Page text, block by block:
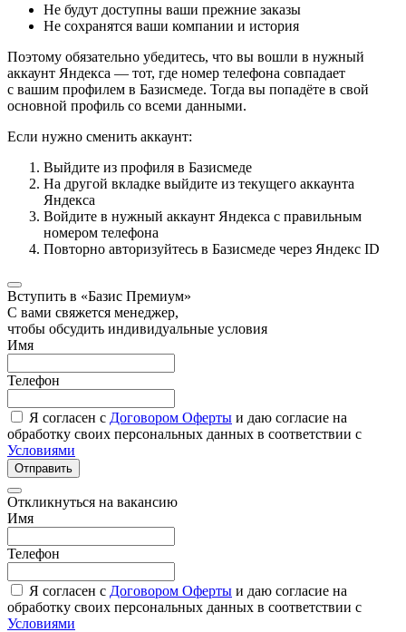
Не будут доступны ваши прежние заказы
Не сохранятся ваши компании и история
Поэтому обязательно убедитесь, что вы вошли в нужный
аккаунт Яндекса — тот, где номер телефона совпадает
с вашим профилем в Базисмеде. Тогда вы попадёте в свой
основной профиль со всеми данными.
Если нужно сменить аккаунт:
Выйдите из профиля в Базисмеде
На другой вкладке выйдите из текущего аккаунта
Яндекса
Войдите в нужный аккаунт Яндекса с правильным
номером телефона
Повторно авторизуйтесь в Базисмеде через Яндекс ID
Вступить в «Базис Премиум»
С вами свяжется менеджер,
чтобы обсудить индивидуальные условия
Имя
Телефон
Я согласен с Договором Оферты и даю согласие на
обработку своих персональных данных в соответствии с
Условиями
Отправить
Откликнуться на вакансию
Имя
Телефон
Я согласен с Договором Оферты и даю согласие на
обработку своих персональных данных в соответствии с
Условиями